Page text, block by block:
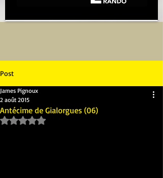
Post
Antécime de Gialorgues (06)
James Pignoux
2 août 2015
Noté NaN étoiles sur 5.